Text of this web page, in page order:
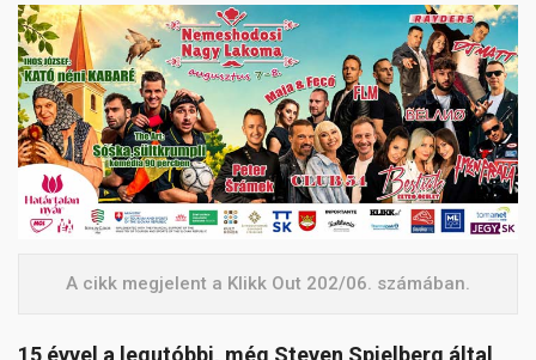
A cikk megjelent a Klikk Out 202/06. számában.